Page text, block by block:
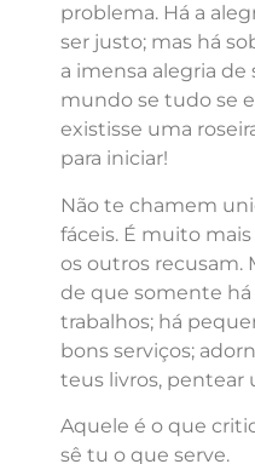
problema. Há a
ser justo; mas há
a imensa alegria de
mundo se tudo se
existisse uma
para iniciar!
Não te chamem
fáceis. É muito
os outros recusam.
de que somente
trabalhos; há
bons serviços;
teus livros, pentear
Aquele é o que
sê tu o que serve.